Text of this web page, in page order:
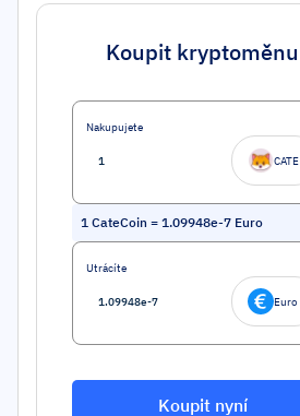
Koupit kryptoměnu
Nakupujete
CATE
1 CateCoin = 1.09948e-7 Euro
Utrácíte
Euro
Koupit nyní